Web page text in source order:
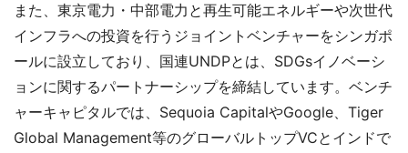
また、東京電力・中部電力と再生可能エネルギーや次世代
インフラへの投資を行うジョイントベンチャーをシンガポ
ールに設立しており、国連UNDPとは、SDGsイノベーシ
ョンに関するパートナーシップを締結しています。ベンチ
ャーキャピタルでは、Sequoia CapitalやGoogle、Tiger
Global Management等のグローバルトップVCとインドで